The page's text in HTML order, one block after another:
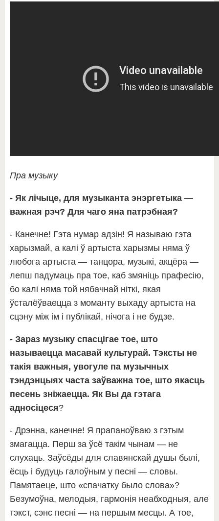
Пра музыку
- Як лічыце, для музыканта энэргетыка —
важная рэч? Для чаго яна патрэбная?
- Канечне! Гэта нумар адзін! Я называю гэта
харызмай, а калі ў артыста харызмы няма ў
любога артыста — танцора, музыкі, акцёра —
лепш падумаць пра тое, каб змяніць прафесію,
бо калі няма той нябачнай ніткі, якая
ўсталёўваецца з моманту выхаду артыста на
сцэну між ім і публікай, нічога і не будзе.
- Зараз музыку спасцігае тое, што
называецца масавай культурай. Тэксты не
такія важныя, увогуле па музычных
тэндэнцыях часта заўважна тое, што якасць
песень зніжаецца. Як Вы да гэтага
адносіцеся?
- Дрэнна, канечне! Я прапаноўваю з гэтым
змагацца. Перш за ўсё такім чынам — не
слухаць. Заўсёды для славянскай душы былі,
ёсць і будуць галоўным у песні — словы.
Памятаеце, што «спачатку было слова»?
Безумоўна, мелодыя, гармонія неабходныя, але
тэкст, сэнс песні — на першым месцы. А тое,